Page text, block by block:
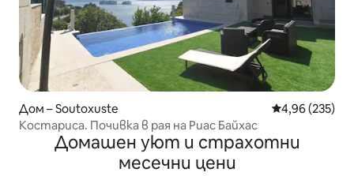
Дом – Soutoxuste Средна
4,96 (235)
Костариса. Почивка в рая на Риас Байхас
Домашен уют и страхотни
месечни цени